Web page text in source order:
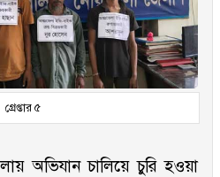
গ্রেপ্তার ৫
অভিযান চালিয়ে চুরি হওয়া